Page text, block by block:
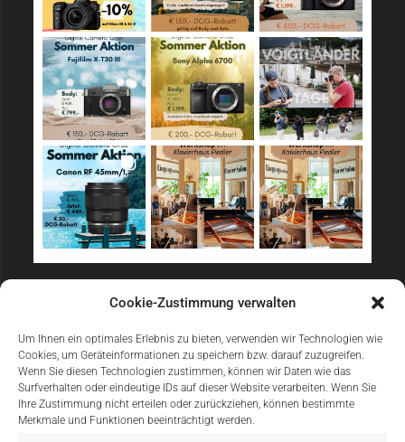
Cookie-Zustimmung verwalten
Um Ihnen ein optimales Erlebnis zu bieten, verwenden wir Technologien wie
Cookies, um Geräteinformationen zu speichern bzw. darauf zuzugreifen.
Wenn Sie diesen Technologien zustimmen, können wir Daten wie das
Surfverhalten oder eindeutige IDs auf dieser Website verarbeiten. Wenn Sie
Ihre Zustimmung nicht erteilen oder zurückziehen, können bestimmte
Merkmale und Funktionen beeinträchtigt werden.
Sicher Einkaufen